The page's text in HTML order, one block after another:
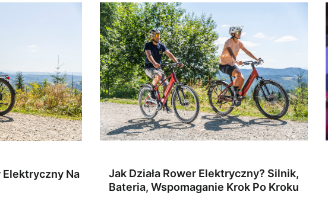
Na
Jak Działa Rower Elektryczny? Silnik,
Bateria, Wspomaganie Krok Po Kroku